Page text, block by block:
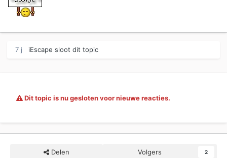
7 j iEscape sloot dit topic
Dit topic is nu gesloten voor nieuwe reacties.
Delen Volgers 2